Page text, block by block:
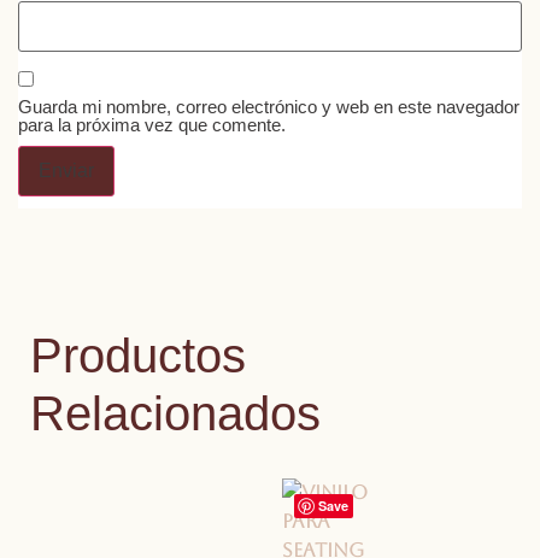
Guarda mi nombre, correo electrónico y web en este navegador
para la próxima vez que comente.
Productos
Relacionados
Save